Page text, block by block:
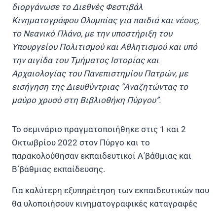
διοργάνωσε το Διεθνές Φεστιβάλ
Κινηματογράφου Ολυμπίας για παιδιά και νέους,
το Νεανικό Πλάνο, με την υποστήριξη του
Υπουργείου Πολιτισμού και Αθλητισμού και υπό
την αιγίδα του Τμήματος Ιστορίας και
Αρχαιολογίας του Πανεπιστημίου Πατρών, με
εισήγηση της Διευθύντριας “Αναζητώντας το
μαύρο χρυσό στη Βιβλιοθήκη Πύργου”.
Το σεμινάριο πραγματοποιήθηκε στις 1 και 2
Οκτωβρίου 2022 στον Πύργο και το
παρακολούθησαν εκπαιδευτικοί Α΄βάθμιας και
Β΄βάθμιας εκπαίδευσης.
Για καλύτερη εξυπηρέτηση των εκπαιδευτικών που
θα υλοποιήσουν κινηματογραφικές καταγραφές